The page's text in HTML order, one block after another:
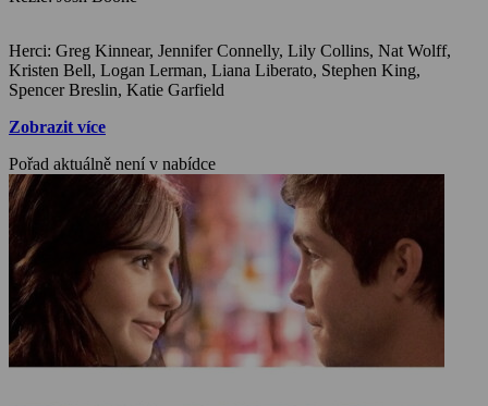
Herci: Greg Kinnear, Jennifer Connelly, Lily Collins, Nat Wolff,
Kristen Bell, Logan Lerman, Liana Liberato, Stephen King,
Spencer Breslin, Katie Garfield
Zobrazit více
Pořad aktuálně není v nabídce